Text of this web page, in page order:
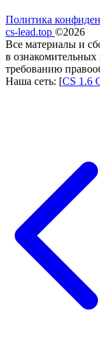
Политика
cs-lead.top ©2026
Все материалы и
в
требованию
Наша сеть: [CS 1.6